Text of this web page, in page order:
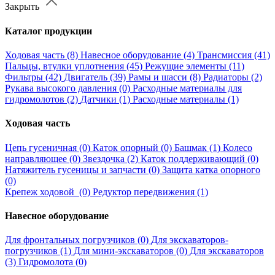
Закрыть
Каталог продукции
Ходовая часть (8) Навесное оборудование (4) Трансмиссия (41)
Пальцы, втулки уплотнения (45) Режущие элементы (11)
Фильтры (42) Двигатель (39) Рамы и шасси (8) Радиаторы (2)
Рукава высокого давления (0) Расходные материалы для
гидромолотов (2) Датчики (1) Расходные материалы (1)
Ходовая часть
Цепь гусеничная (0) Каток опорный (0) Башмак (1) Колесо
направляющее (0) Звездочка (2) Каток поддерживающий (0)
Натяжитель гусеницы и запчасти (0) Защита катка опорного
(0)
Крепеж ходовой (0) Редуктор передвижения (1)
Навесное оборудование
Для фронтальных погрузчиков (0) Для экскаваторов-
погрузчиков (1) Для мини-экскаваторов (0) Для экскаваторов
(3) Гидромолота (0)